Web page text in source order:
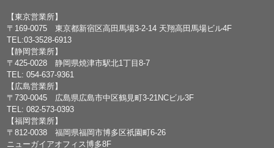
【東京営業所】
〒169-0075 東京都新宿区高田馬場3-2-14 天翔高田馬場ビル4F
TEL:03-3528-6913
【静岡営業所】
〒425-0028 静岡県焼津市駅北1丁目8-7
TEL: 054-637-9361
【広島営業所】
〒730-0045 広島県広島市中区鶴見町3-21NCビル3F
TEL: 082-573-0393
【福岡営業所】
〒812-0038 福岡県福岡市博多区祇園町6-26
ニューガイアオフィス博多8F